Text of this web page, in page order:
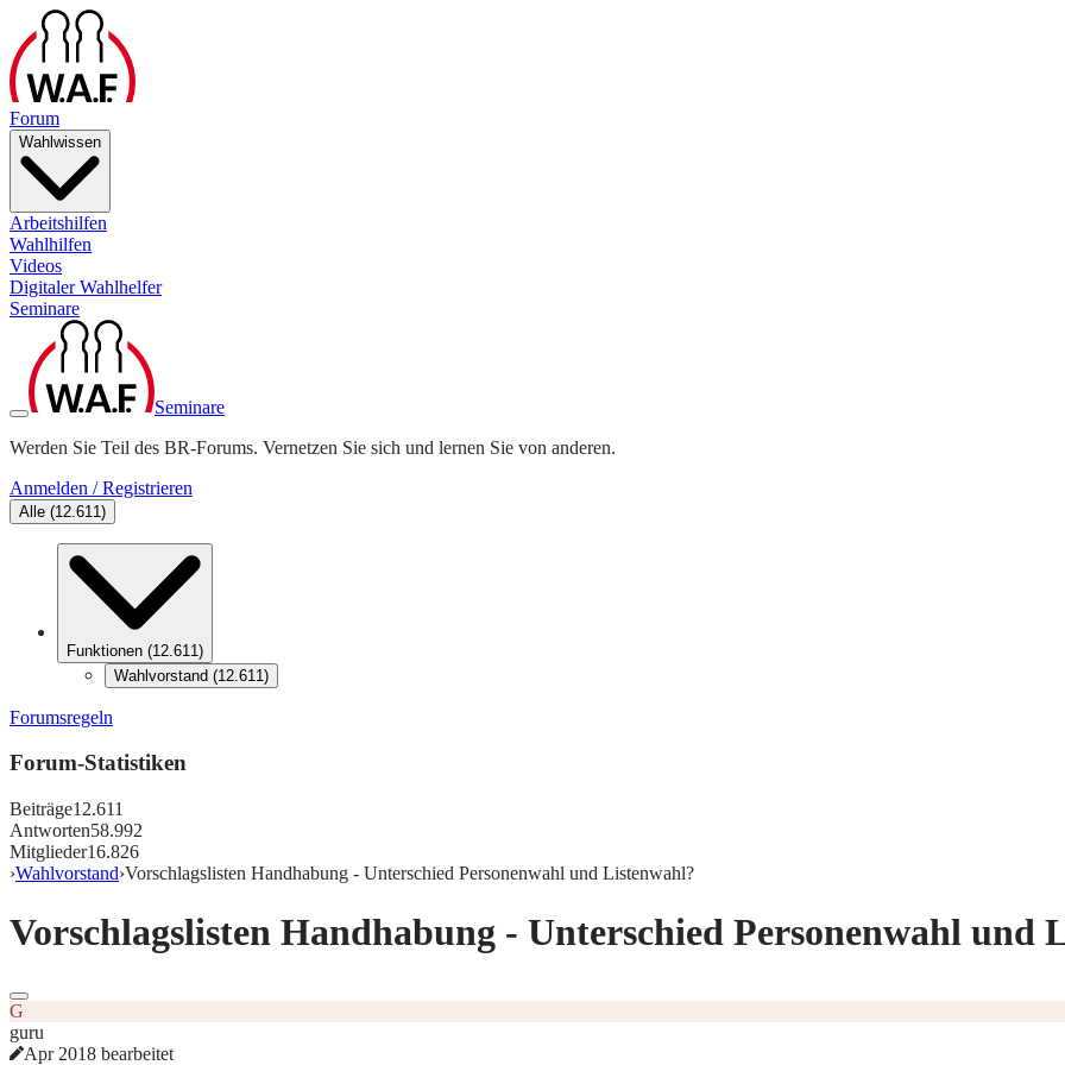
Forum
Wahlwissen
Arbeitshilfen
Wahlhilfen
Videos
Digitaler Wahlhelfer
Seminare
Seminare
Werden Sie Teil des BR-Forums. Vernetzen Sie sich und lernen Sie von anderen.
Anmelden / Registrieren
Alle (12.611)
Funktionen (12.611)
Wahlvorstand (12.611)
Forumsregeln
Forum-Statistiken
Beiträge12.611
Antworten58.992
Mitglieder16.826
›Wahlvorstand›Vorschlagslisten Handhabung - Unterschied Personenwahl und Listenwahl?
Vorschlagslisten Handhabung - Unterschied Personenwahl und
G
guru
Apr 2018 bearbeitet